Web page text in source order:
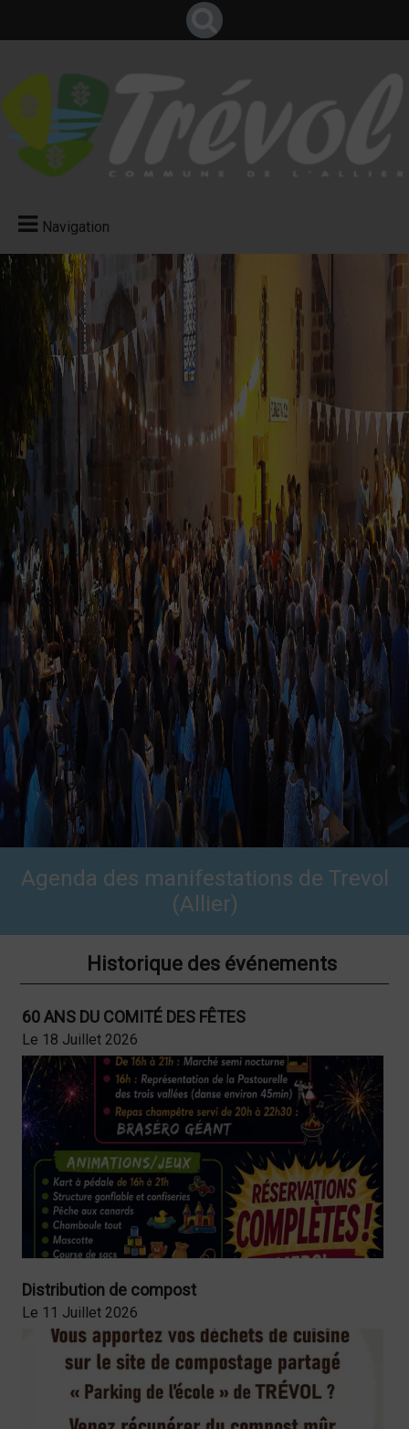
Navigation
Agenda des manifestations de Trevol
(Allier)
Historique des événements
60 ANS DU COMITÉ DES FÊTES
Le 18 Juillet 2026
Distribution de compost
Le 11 Juillet 2026